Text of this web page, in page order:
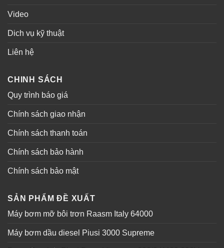
Video
Dich vụ kỹ thuật
Liên hệ
CHINH SÁCH
Quy trình báo giá
Chính sách giao nhận
Chính sách thanh toán
Chính sách bảo hành
Chính sách bảo mật
SẢN PHẨM ĐỀ XUẤT
Máy bơm mỡ bôi trơn Raasm Italy 64000
Máy bơm dầu diesel Piusi 3000 Supreme